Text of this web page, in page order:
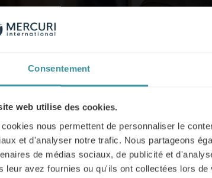
Consentement
web utilise des cookies.
cookies nous permettent de personnaliser le
et d'analyser notre trafic. Nous partageons
de médias sociaux, de publicité et
leur avez fournies ou qu'ils ont collectées lors
a révolutionné de nombreux secteurs, et le
peuvent non seulement automatiser des
des tâches répétitives